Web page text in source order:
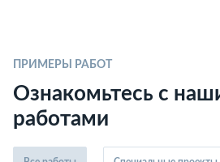
ПРИМЕРЫ РАБОТ
Ознакомьтесь с
работами